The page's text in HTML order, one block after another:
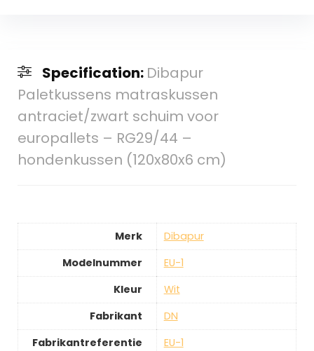
Specification: Dibapur
Paletkussens matraskussen
antraciet/zwart schuim voor
europallets – RG29/44 –
hondenkussen (120x80x6 cm)
Merk
‎Dibapur
Modelnummer
‎EU-1
Kleur
‎Wit
Fabrikant
‎DN
Fabrikantreferentie
‎EU-1